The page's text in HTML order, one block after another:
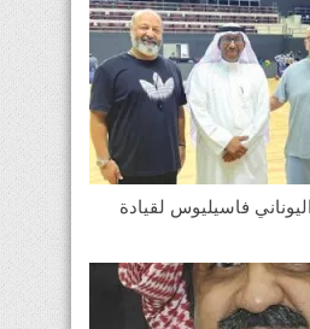
فاسيليوس لقيادة